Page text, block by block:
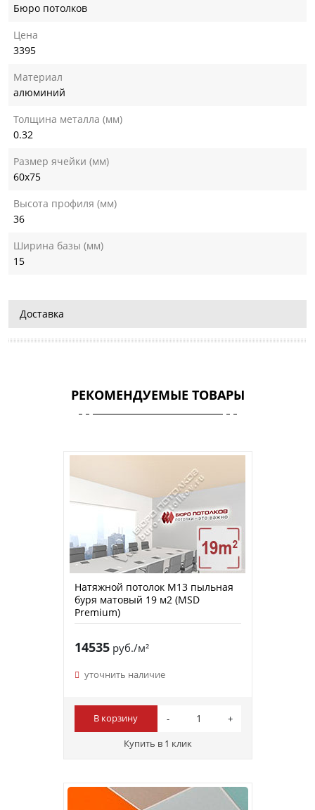
Бюро потолков
Цена
3395
Материал
алюминий
Толщина металла (мм)
0.32
Размер ячейки (мм)
60х75
Высота профиля (мм)
36
Ширина базы (мм)
15
Доставка
РЕКОМЕНДУЕМЫЕ ТОВАРЫ
Натяжной потолок M13 пыльная
буря матовый 19 м2 (MSD
Premium)
14535руб./м²
уточнить наличие
В корзину
Купить в 1 клик